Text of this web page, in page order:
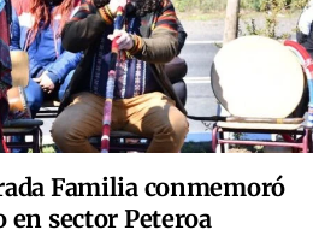
Familia conmemoró
sector Peteroa